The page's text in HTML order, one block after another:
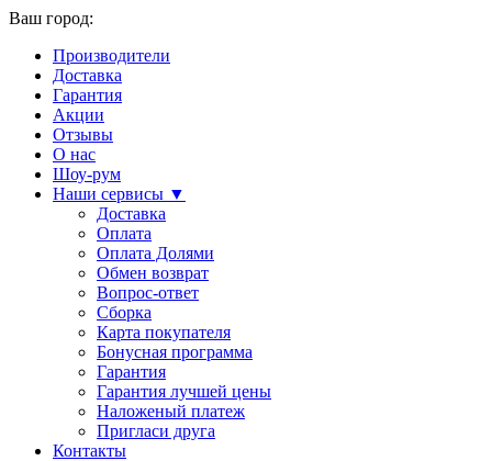
Ваш город:
Производители
Доставка
Гарантия
Акции
Отзывы
О нас
Шоу-рум
Наши сервисы ▼
Доставка
Оплата
Оплата Долями
Обмен возврат
Вопрос-ответ
Сборка
Карта покупателя
Бонусная программа
Гарантия
Гарантия лучшей цены
Наложеный платеж
Пригласи друга
Контакты